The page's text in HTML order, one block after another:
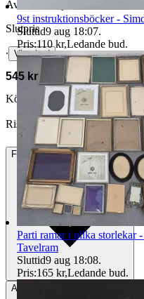
Avslutad
Slutpris
∙ Visa bud
545 kr
Köparskydd är valfritt hos
Rishammarn vann auktionen
Frakt1 599 kr Annat fraktsätt
Avhämtning
9st instruktionsböcker -
Sluttid9 aug 18:07.
Pris:110 kr,Ledande bud.
Parti ramar i olika storlekar
Tavelram
Sluttid9 aug 18:08.
Pris:165 kr,Ledande bud.